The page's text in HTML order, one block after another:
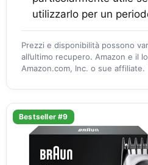
utilizzarlo per un
Prezzi e disponibilità possono
all’ultimo recupero. Amazon e il
Amazon.com, Inc. o sue affiliate.
Bestseller #9